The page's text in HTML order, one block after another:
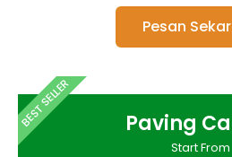
Pesan
BEST SELLER Paving
Start From